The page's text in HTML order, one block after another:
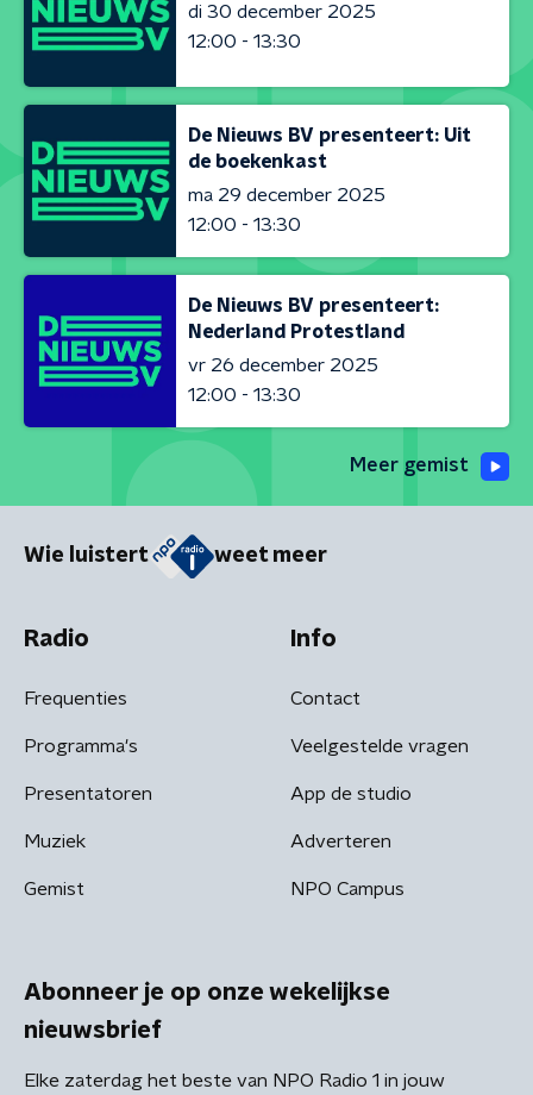
di 30 december 2025
12:00 - 13:30
De Nieuws BV presenteert: Uit
de boekenkast
ma 29 december 2025
12:00 - 13:30
De Nieuws BV presenteert:
Nederland Protestland
vr 26 december 2025
12:00 - 13:30
Meer gemist
Wie luistert weet meer
Radio
Frequenties
Programma's
Presentatoren
Muziek
Gemist
Info
Contact
Veelgestelde vragen
App de studio
Adverteren
NPO Campus
Abonneer je op onze wekelijkse
nieuwsbrief
Elke zaterdag het beste van NPO Radio 1 in jouw